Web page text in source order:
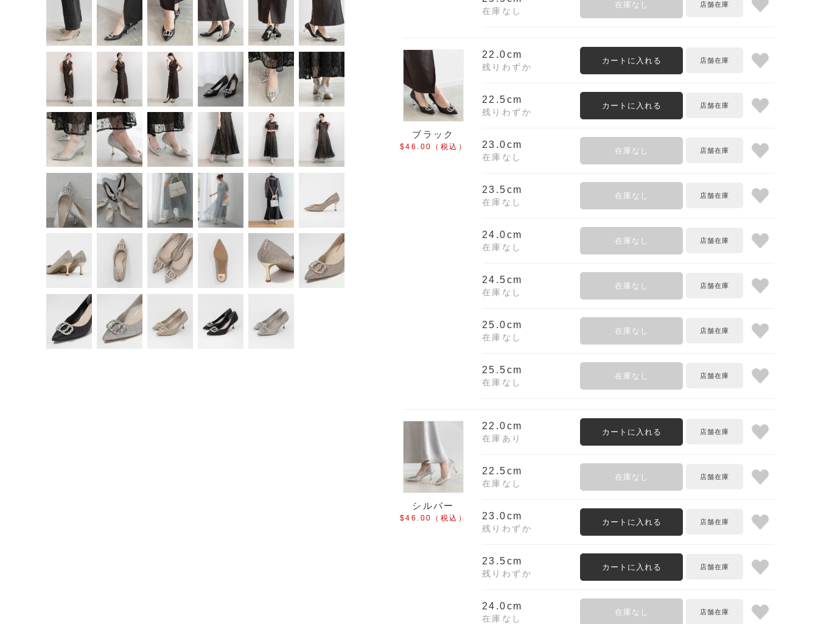
在庫なし
在庫なし
ブラック
$‌46.00 （税込）
22.0cm
残りわずか
カートに入れる
22.5cm
残りわずか
カートに入れる
23.0cm
在庫なし
在庫なし
23.5cm
在庫なし
在庫なし
24.0cm
在庫なし
在庫なし
24.5cm
在庫なし
在庫なし
25.0cm
在庫なし
在庫なし
25.5cm
在庫なし
在庫なし
シルバー
$‌46.00 （税込）
22.0cm
在庫あり
カートに入れる
22.5cm
在庫なし
在庫なし
23.0cm
残りわずか
カートに入れる
23.5cm
残りわずか
カートに入れる
24.0cm
在庫なし
在庫なし